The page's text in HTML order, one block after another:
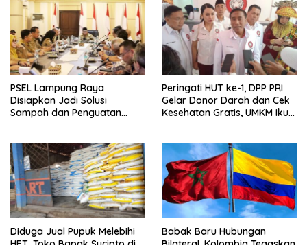
PSEL Lampung Raya
Disiapkan Jadi Solusi
Sampah dan Penguatan
Peringati HUT ke-1, DPP PRI
Gelar Donor Darah dan Cek
Kesehatan Gratis, UMKM Ikut
Diduga Jual Pupuk Melebihi
Babak Baru Hubungan